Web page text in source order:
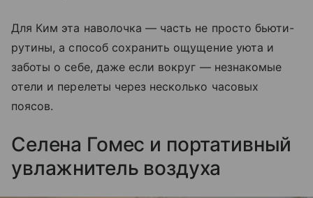
Для Ким эта наволочка — часть не просто бьюти-
рутины, а способ сохранить ощущение уюта и
заботы о себе, даже если вокруг — незнакомые
отели и перелеты через несколько часовых
поясов.
Селена Гомес и портативный
увлажнитель воздуха